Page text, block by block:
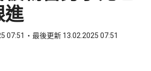
進
07:51 最後更新 13.02.2025 07:51